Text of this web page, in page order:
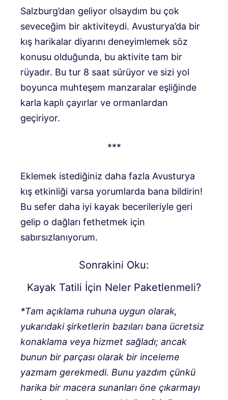
Salzburg’dan geliyor olsaydım bu çok
seveceğim bir aktiviteydi. Avusturya’da bir
kış harikalar diyarını deneyimlemek söz
konusu olduğunda, bu aktivite tam bir
rüyadır. Bu tur 8 saat sürüyor ve sizi yol
boyunca muhteşem manzaralar eşliğinde
karla kaplı çayırlar ve ormanlardan
geçiriyor.
***
Eklemek istediğiniz daha fazla Avusturya
kış etkinliği varsa yorumlarda bana bildirin!
Bu sefer daha iyi kayak becerileriyle geri
gelip o dağları fethetmek için
sabırsızlanıyorum.
Sonrakini Oku:
Kayak Tatili İçin Neler Paketlenmeli?
*Tam açıklama ruhuna uygun olarak,
yukarıdaki şirketlerin bazıları bana ücretsiz
konaklama veya hizmet sağladı; ancak
bunun bir parçası olarak bir inceleme
yazmam gerekmedi. Bunu yazdım çünkü
harika bir macera sunanları öne çıkarmayı